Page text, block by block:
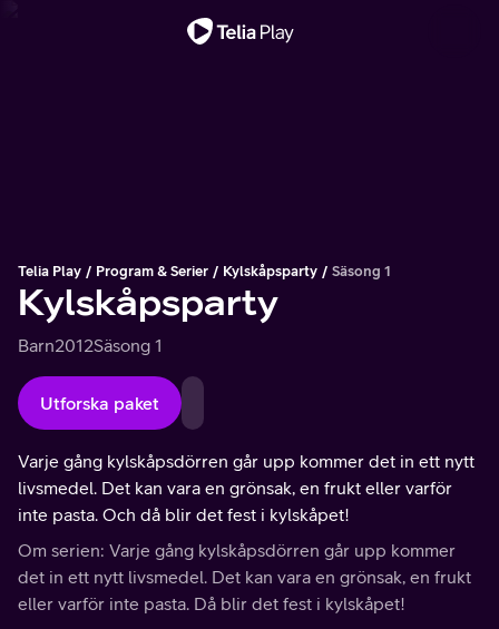
Telia Play Program & Serier Kylskåpsparty Säsong 1
Kylskåpsparty
Barn2012Säsong 1
Utforska paket
Varje gång kylskåpsdörren går upp kommer det in ett nytt
livsmedel. Det kan vara en grönsak, en frukt eller varför
inte pasta. Och då blir det fest i kylskåpet!
Om serien: Varje gång kylskåpsdörren går upp kommer
det in ett nytt livsmedel. Det kan vara en grönsak, en frukt
eller varför inte pasta. Då blir det fest i kylskåpet!